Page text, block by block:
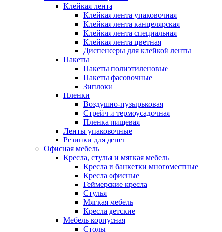
Клейкая лента
Клейкая лента упаковочная
Клейкая лента канцелярская
Клейкая лента специальная
Клейкая лента цветная
Диспенсеры для клейкой ленты
Пакеты
Пакеты полиэтиленовые
Пакеты фасовочные
Зиплоки
Пленки
Воздушно-пузырьковая
Стрейч и термоусадочная
Пленка пищевая
Ленты упаковочные
Резинки для денег
Офисная мебель
Кресла, стулья и мягкая мебель
Кресла и банкетки многоместные
Кресла офисные
Геймерские кресла
Стулья
Мягкая мебель
Кресла детские
Мебель корпусная
Столы